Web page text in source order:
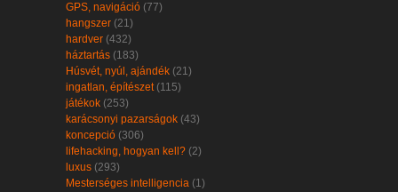
GPS, navigáció (77)
hangszer (21)
hardver (432)
háztartás (183)
Húsvét, nyúl, ajándék (21)
ingatlan, építészet(115)
játékok (253)
karácsonyi pazarságok (43)
koncepció (306)
lifehacking, hogyan kell? (2)
luxus (293)
Mesterséges intelligencia (1)